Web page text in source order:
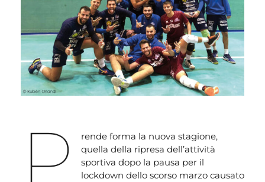
P
rende forma la nuova stagione,
quella della ripresa dell’attività
sportiva dopo la pausa per il
lockdown dello scorso marzo causato